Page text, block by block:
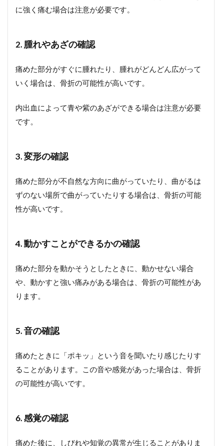
に強く痛む場合は注意が必要です。
2. 腫れやあざの確認
痛めた部分がすぐに腫れたり、腫れがどんどん広がって
いく場合は、骨折の可能性が高いです。
内出血によって青や紫のあざができる場合は注意が必要
です。
3. 変形の確認
痛めた部分が不自然な方向に曲がっていたり、曲がるは
ずのない場所で曲がっていたりする場合は、骨折の可能
性が高いです。
4. 動かすことができるかの確認
痛めた部分を動かそうとしたときに、動かせない場合
や、動かすと強い痛みがある場合は、骨折の可能性があ
ります。
5. 音の確認
痛めたときに「ポキッ」という音を聞いたり感じたりす
ることがあります。この音や感覚があった場合は、骨折
の可能性が高いです。
6. 感覚の確認
痛めた後に、しびれや知覚の異常が生じることがありま